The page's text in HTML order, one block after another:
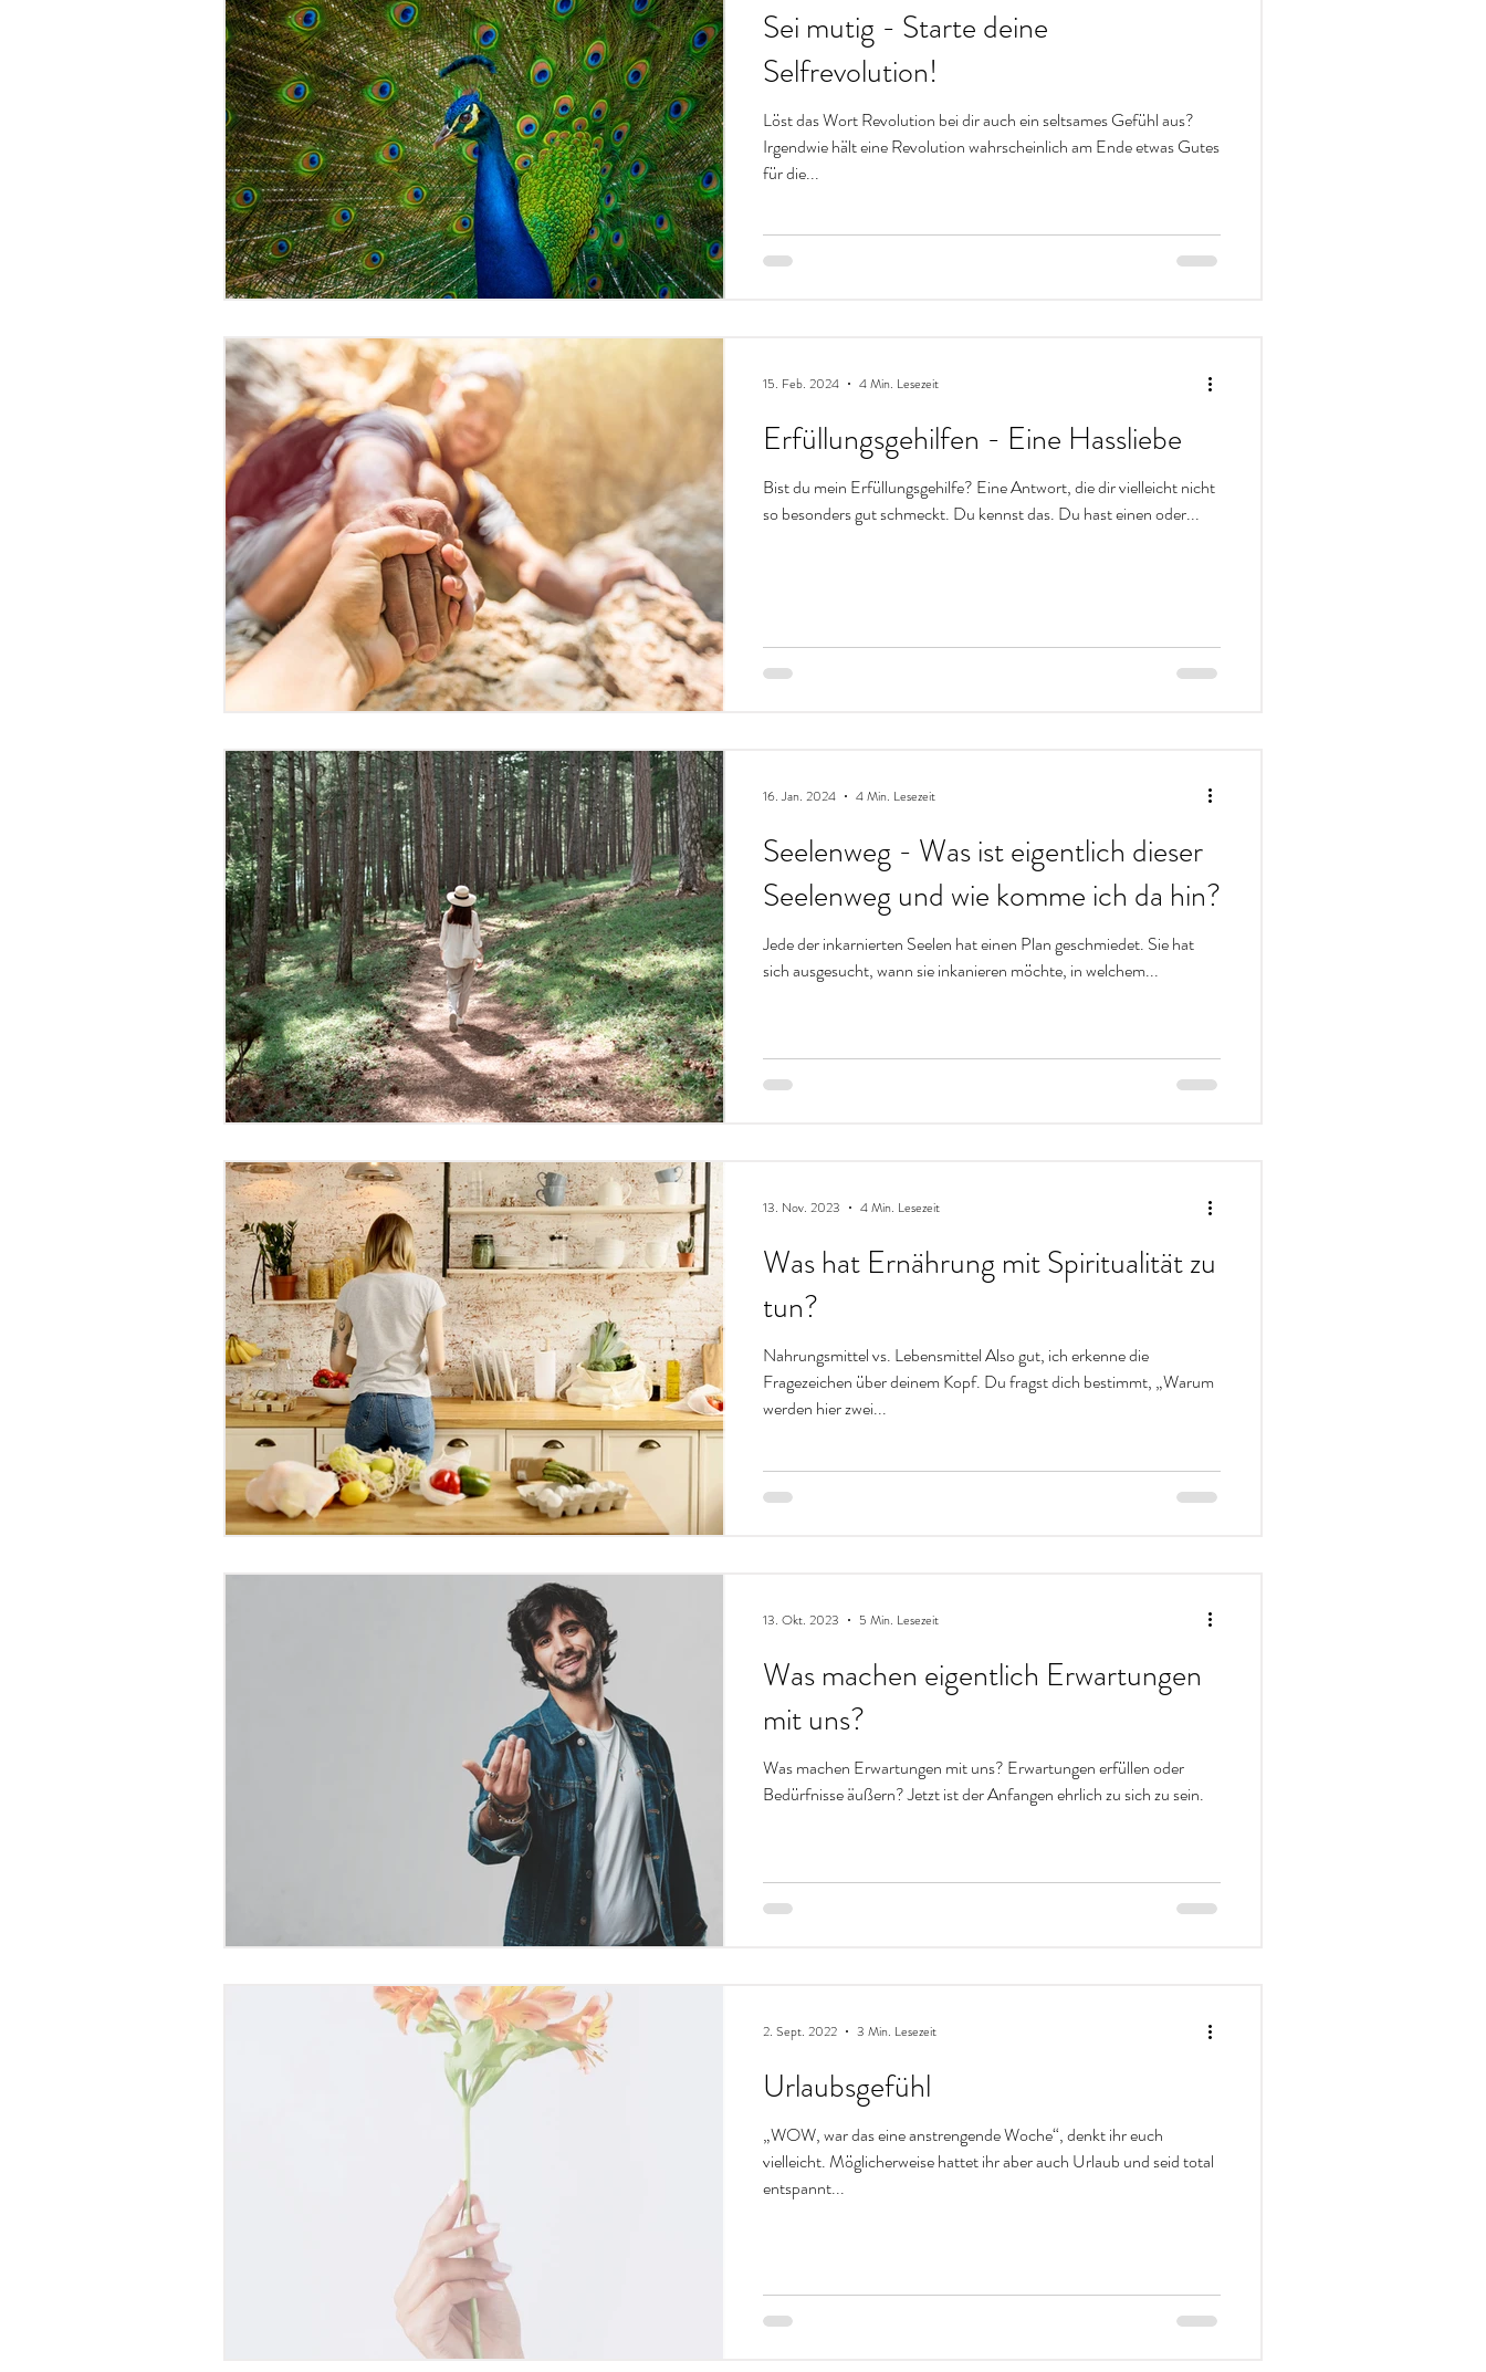
Sei mutig - Starte deine
Selfrevolution!
Löst das Wort Revolution bei dir auch ein seltsames Gefühl aus?
Irgendwie hält eine Revolution wahrscheinlich am Ende etwas Gutes
für die...
Erfüllungsgehilfen - Eine Hassliebe
Bist du mein Erfüllungsgehilfe? Eine Antwort, die dir vielleicht nicht
so besonders gut schmeckt. Du kennst das. Du hast einen oder...
15. Feb. 2024 4 Min. Lesezeit
Seelenweg - Was ist eigentlich dieser
Seelenweg und wie komme ich da hin?
Jede der inkarnierten Seelen hat einen Plan geschmiedet. Sie hat
sich ausgesucht, wann sie inkanieren möchte, in welchem...
16. Jan. 2024 4 Min. Lesezeit
Was hat Ernährung mit Spiritualität zu
tun?
Nahrungsmittel vs. Lebensmittel Also gut, ich erkenne die
Fragezeichen über deinem Kopf. Du fragst dich bestimmt, „Warum
werden hier zwei...
13. Nov. 2023 4 Min. Lesezeit
Was machen eigentlich Erwartungen
mit uns?
Was machen Erwartungen mit uns? Erwartungen erfüllen oder
Bedürfnisse äußern? Jetzt ist der Anfangen ehrlich zu sich zu sein.
13. Okt. 2023 5 Min. Lesezeit
Urlaubsgefühl
„WOW, war das eine anstrengende Woche“, denkt ihr euch
vielleicht. Möglicherweise hattet ihr aber auch Urlaub und seid total
entspannt...
2. Sept. 2022 3 Min. Lesezeit